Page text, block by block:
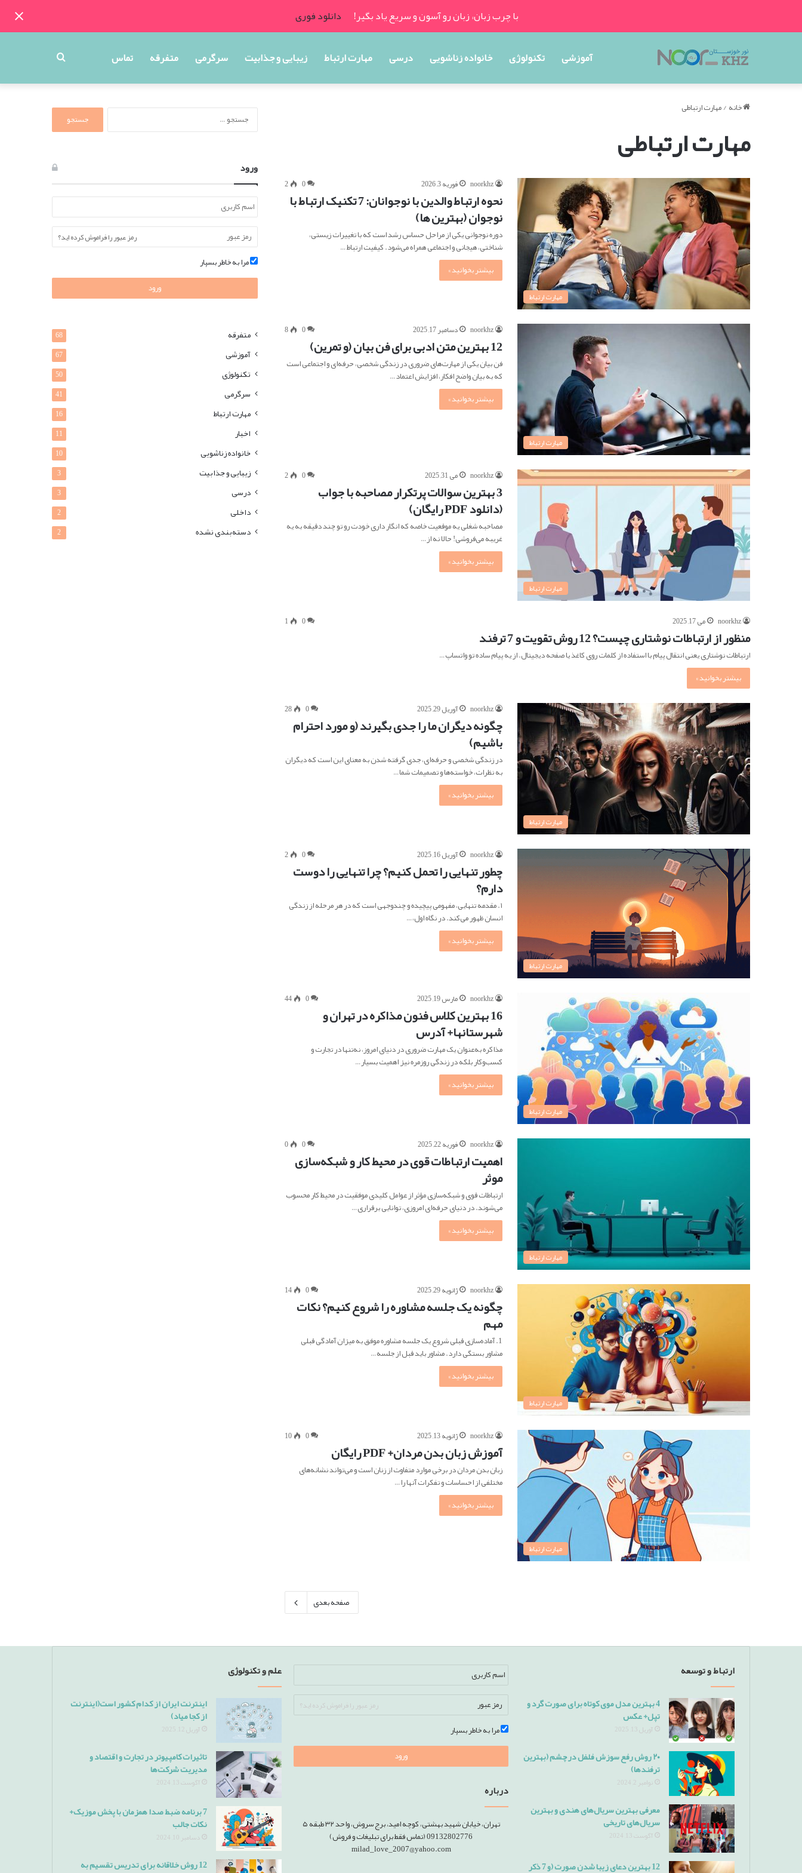
با چرب زبان، زبان رو آسون و سریع یاد بگیر! دانلود فوری
آموزشی تکنولوژی خانواده زناشویی درسی مهارت ارتباط زیبایی و جذابیت سرگرمی متفرقه تماس جستجو
برای خانه/مهارت ارتباطی
مهارت ارتباطی
مهارت ارتباط
noorkhz فوریه 3, 2026 0
2
نحوه ارتباط والدین با نوجوانان: 7 تکنیک ارتباط با
نوجوان (بهترین ها)
دوره نوجوانی یکی از مراحل حساس رشد است که با تغییرات زیستی،
شناختی، هیجانی و اجتماعی همراه می‌شود. کیفیت ارتباط…
بیشتر بخوانید »
مهارت ارتباط
noorkhz دسامبر 17, 2025 0
8
12 بهترین متن ادبی برای فن بیان (و تمرین)
فن بیان یکی از مهارت‌های ضروری در زندگی شخصی، حرفه‌ای و اجتماعی است
که به بیان واضح افکار، افزایش اعتماد…
بیشتر بخوانید »
مهارت ارتباط
noorkhz می 31, 2025 0
2
3 بهترین سوالات پرتکرار مصاحبه با جواب
(دانلود PDF رایگان)
مصاحبه شغلی یه موقعیت خاصه که انگار داری خودت رو تو چند دقیقه به یه
غریبه می‌فروشی! حالا نه از…
بیشتر بخوانید »
noorkhz می 17, 2025 0
1
منظور از ارتباطات نوشتاری چیست؟ 12 روش تقویت و 7 ترفند
ارتباطات نوشتاری یعنی انتقال پیام با استفاده از کلمات روی کاغذ یا صفحه دیجیتال. از یه پیام ساده تو واتساپ…
بیشتر بخوانید »
مهارت ارتباط
noorkhz آوریل 29, 2025 0
28
چگونه دیگران ما را جدی بگیرند (و مورد احترام
باشیم)
در زندگی شخصی و حرفه‌ای، جدی گرفته شدن به معنای این است که دیگران
به نظرات، خواسته‌ها و تصمیمات شما…
بیشتر بخوانید »
مهارت ارتباط
noorkhz آوریل 16, 2025 0
2
چطور تنهایی را تحمل کنیم؟ چرا تنهایی را دوست
دارم؟
۱. مقدمه تنهایی، مفهومی پیچیده و چندوجهی است که در هر مرحله از زندگی
انسان ظهور می‌کند. در نگاه اول،…
بیشتر بخوانید »
مهارت ارتباط
noorkhz مارس 19, 2025 0
44
16 بهترین کلاس فنون مذاکره در تهران و
شهرستانها+ آدرس
مذاکره به‌عنوان یک مهارت ضروری در دنیای امروز، نه‌تنها در تجارت و
کسب‌وکار بلکه در زندگی روزمره نیز اهمیت بسیار…
بیشتر بخوانید »
مهارت ارتباط
noorkhz فوریه 22, 2025 0
0
اهمیت ارتباطات قوی در محیط کار و شبکه‌سازی
موثر
ارتباطات قوی و شبکه‌سازی مؤثر از عوامل کلیدی موفقیت در محیط کار محسوب
می‌شوند. در دنیای حرفه‌ای امروزی، توانایی برقراری…
بیشتر بخوانید »
مهارت ارتباط
noorkhz ژانویه 29, 2025 0
14
چگونه یک جلسه مشاوره را شروع کنیم؟ نکات
مهم
1. آماده‌سازی قبلی شروع یک جلسه مشاوره موفق به میزان آمادگی قبلی
مشاور بستگی دارد. مشاور باید قبل از جلسه…
بیشتر بخوانید »
مهارت ارتباط
noorkhz ژانویه 13, 2025 0
10
آموزش زبان بدن مردان+ PDF رایگان
زبان بدن مردان در برخی موارد متفاوت از زنان است و می‌تواند نشانه‌های
مختلفی از احساسات و تفکرات آنها را…
بیشتر بخوانید »
صفحه بعدی
جستجو
ورود
رمز عبور را فراموش کرده اید؟
مرا به خاطر بسپار
ورود
متفرقه 68
آموزشی 67
تکنولوژی 50
سرگرمی 41
مهارت ارتباط 16
اخبار 11
خانواده زناشویی 10
زیبایی و جذابیت 3
درسی 3
داخلی 2
دسته‌بندی نشده 2
ارتباط و توسعه
4 بهترین مدل موی کوتاه برای صورت گرد و
تپل+ عکس
آوریل 13, 2025
۲۰ روش رفع سوزش فلفل در چشم (بهترین
ترفندها)
نوامبر 2, 2024
معرفی بهترین سریال‌های هندی و بهترین
سریال‌های تاریخی
آگوست 13, 2024
12 بهترین دعای زیبا شدن صورت (و 7 ذکر
رمز عبور را فراموش کرده اید؟
مرا به خاطر بسپار
ورود
درباره
تهران، خیابان شهید بهشتی، کوچه امید، برج سروش، واحد ۳۲ طبقه ۵
09132802776 (تماس فقط برای تبلیغات و فروش)
milad_love_2007@yahoo.com
علم و تکنولوژی
اینترنت ایران از کدام کشور است(اینترنت
از کجا میاد)
آوریل 12, 2025
تاثیرات کامپیوتر در تجارت و اقتصاد و
مدیریت شرکت‌ها
آگوست 13, 2024
7 برنامه ضبط صدا همزمان با پخش موزیک+
نکات جالب
دسامبر 10, 2024
12 روش خلاقانه برای تدریس تقسیم به